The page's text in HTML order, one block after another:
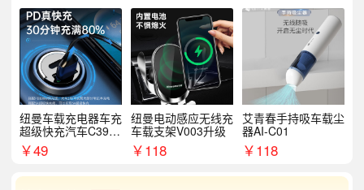
纽曼车载充电器车充
超级快充汽车C39提
手拉环
￥49
纽曼电动感应无线充
车载支架V003升级
￥118
艾青春手持吸车载尘
器AI-C01
￥118